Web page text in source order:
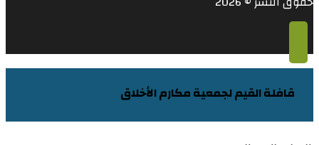
قافلة القيم لجمعية مكارم الأخلاق